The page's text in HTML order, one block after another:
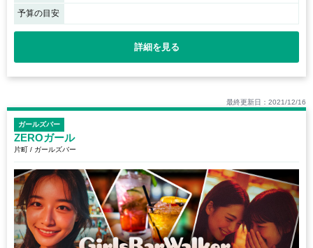
予算の目安
詳細を見る
最終更新日：2021/12/16
ガールズバー
ZEROガール
片町 / ガールズバー